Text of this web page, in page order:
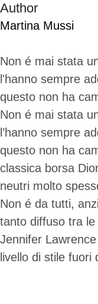
Author
Martina Mussi
Non é mai stata
l'hanno sempre
questo non ha
Non é mai stata
l’hanno sempre
questo non ha
classica borsa
neutri molto
Non é da tutti,
tanto diffuso tra
Jennifer
livello di stile fuori